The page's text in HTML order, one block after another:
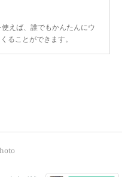
えば、誰でもかんたんにウ
ることができます。